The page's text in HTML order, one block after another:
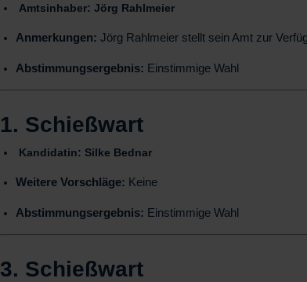
Amtsinhaber: Jörg Rahlmeier
Anmerkungen: Jörg Rahlmeier stellt sein Amt zur
Abstimmungsergebnis: Einstimmige Wahl
1. Schießwart
Kandidatin: Silke Bednar
Weitere Vorschläge: Keine
Abstimmungsergebnis: Einstimmige Wahl
3. Schießwart